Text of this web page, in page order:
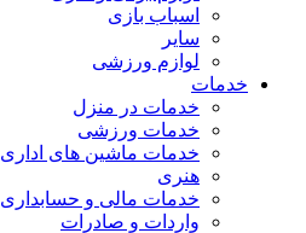
اسباب بازی
سایر
لوازم ورزشی
خدمات
خدمات در منزل
خدمات ورزشی
خدمات ماشین های اداری
هنری
خدمات مالی و حسابداری
واردات و صادرات